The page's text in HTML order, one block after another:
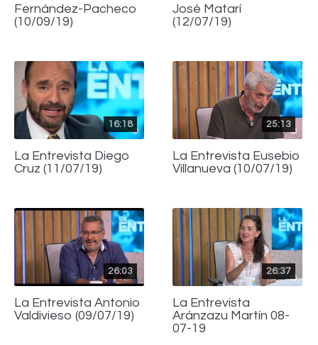
Fernández-Pacheco
(10/09/19)
José Matarí
(12/07/19)
16:18
La Entrevista Diego
Cruz (11/07/19)
25:13
La Entrevista Eusebio
Villanueva (10/07/19)
26:03
La Entrevista Antonio
Valdivieso (09/07/19)
26:37
La Entrevista
Aránzazu Martín 08-
07-19